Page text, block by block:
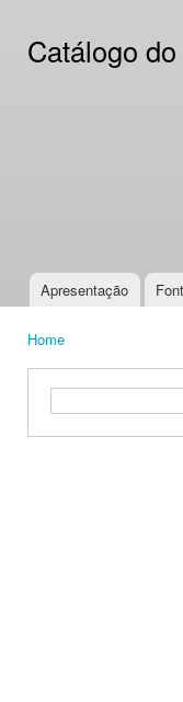
Catálogo
Main menu
Apresentação
Home
Search form